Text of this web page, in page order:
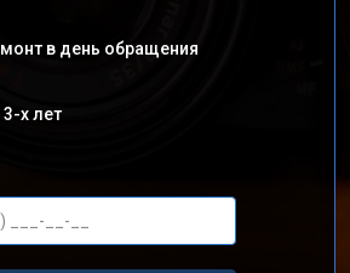
в день обращения
3-х лет